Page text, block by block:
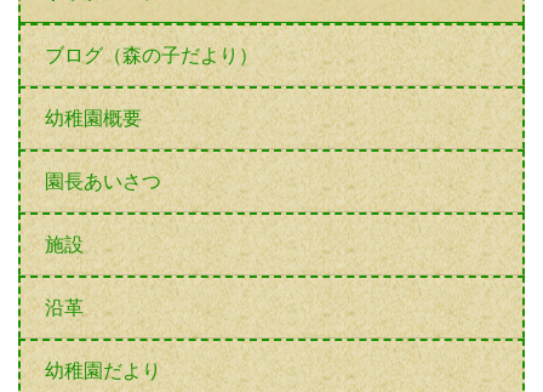
ブログ（森の子だより）
幼稚園概要
園長あいさつ
施設
沿革
幼稚園だより